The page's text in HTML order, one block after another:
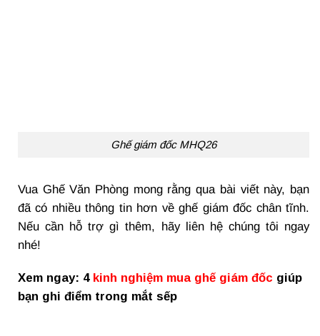
Ghế giám đốc MHQ26
Vua Ghế Văn Phòng mong rằng qua bài viết này, bạn
đã có nhiều thông tin hơn về ghế giám đốc chân tĩnh.
Nếu cần hỗ trợ gì thêm, hãy liên hệ chúng tôi ngay
nhé!
Xem ngay: 4 kinh nghiệm mua ghế giám đốc giúp
bạn ghi điểm trong mắt sếp